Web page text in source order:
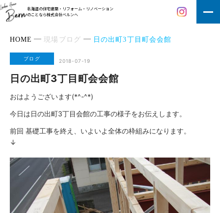
北海道の住宅建築・リフォーム・リノベーション
のことなら株式会社ベルンへ
HOME 現場ブログ 日の出町3丁目町会会館
ブログ 2018-07-19
日の出町3丁目町会会館
おはようございます(*^-^*)
今日は日の出町3丁目会館の工事の様子をお伝えします。
前回 基礎工事を終え、いよいよ全体の枠組みになります。
↓